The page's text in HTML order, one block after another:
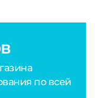
по всей